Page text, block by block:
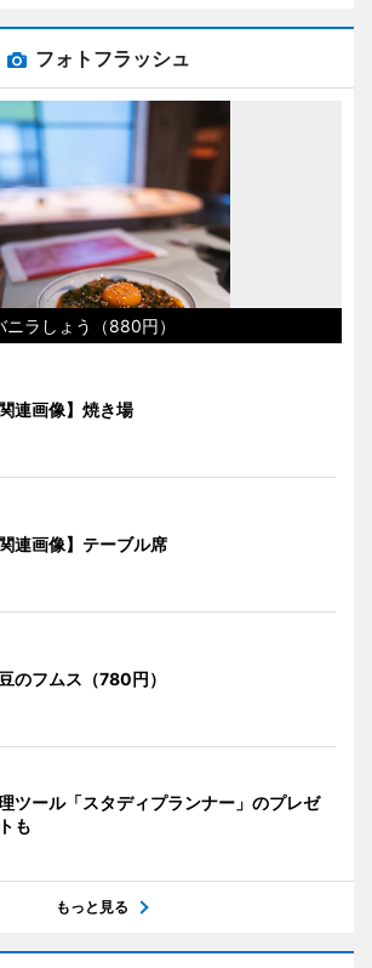
フォトフラッシュ
ニラしょう（880円）
関連画像】焼き場
関連画像】テーブル席
のフムス（780円）
ツール「スタディプランナー」のプレゼ
も
もっと見る